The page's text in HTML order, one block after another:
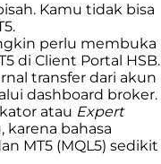
Kamu tidak bisa
perlu membuka
di Client Portal HSB.
transfer dari akun
dashboard broker.
atau Expert
bahasa
MT5 (MQL5) sedikit